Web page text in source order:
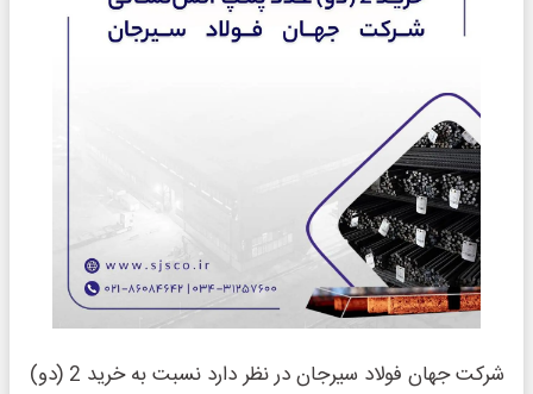
شرکت جهان فولاد سیرجان در نظر دارد نسبت به خرید 2 (دو)